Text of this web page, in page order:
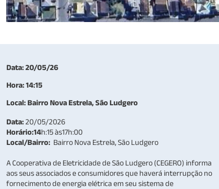
Data: 20/05/26
Hora: 14:15
Local: Bairro Nova Estrela, São Ludgero
Data:20/05/2026
Horário:14h:15 às17h:00
Local/Bairro: Bairro Nova Estrela, São Ludgero
A Cooperativa de Eletricidade de São Ludgero (CEGERO) informa
aos seus associados e consumidores que haverá interrupção no
fornecimento de energia elétrica em seu sistema de